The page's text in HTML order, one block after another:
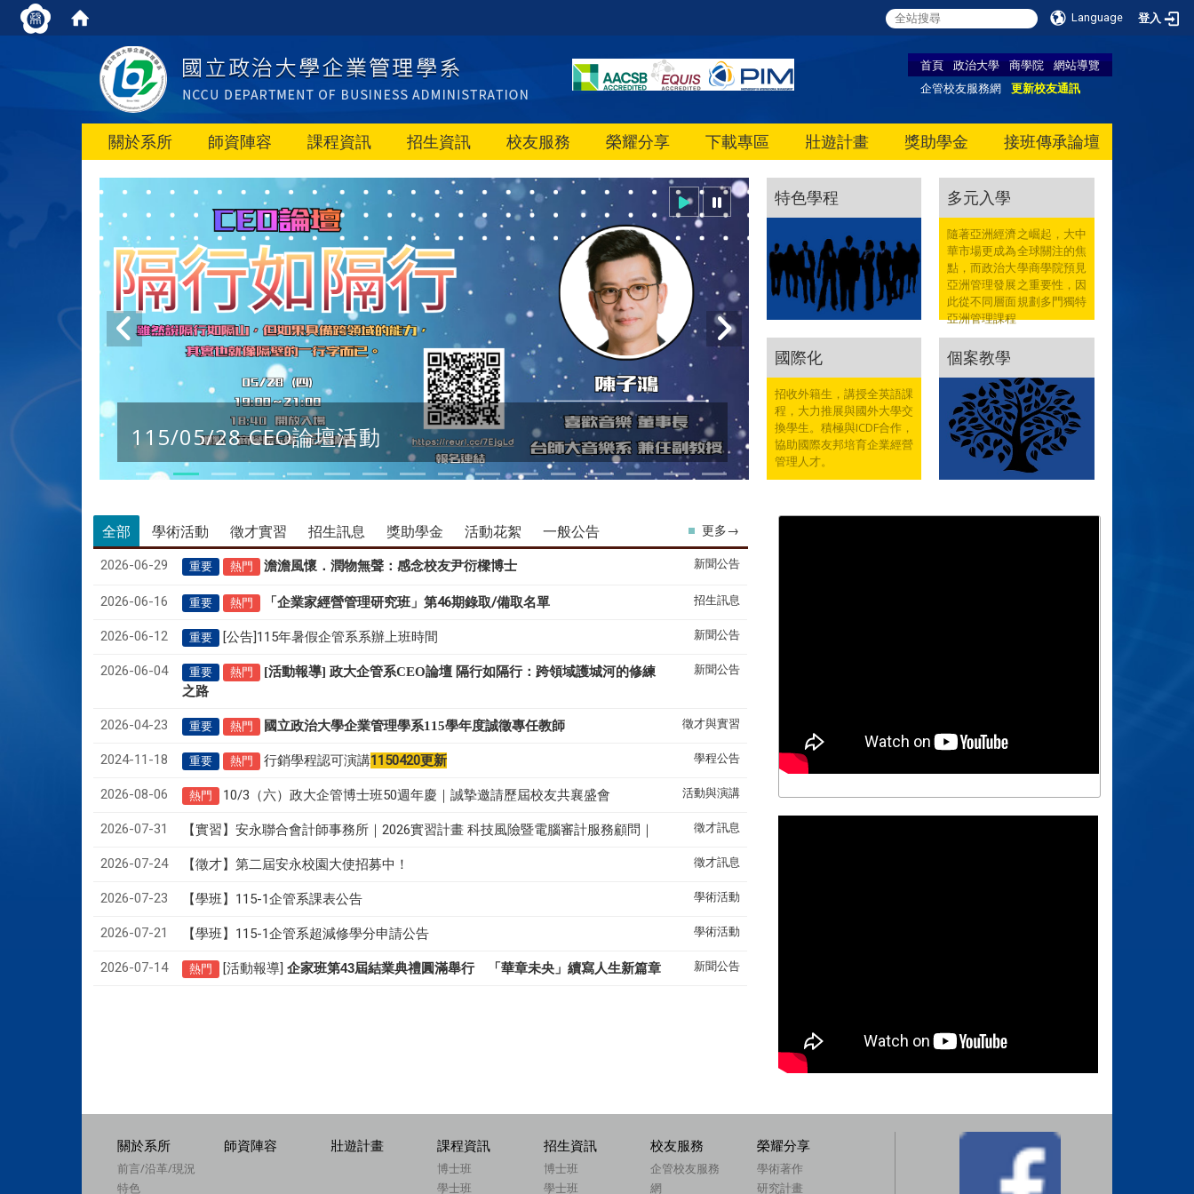
Language 登入
首頁 政治大學 商學院
網站導覽
企管校友服務網
更新校友通訊
關於系所 師資陣容 課程資訊 招生資訊 校友服務 榮耀分享 下載專區 壯遊計畫 獎助學金 接班傳承論壇
115/05/28 CEO論壇活動
特色學程 多元入學
隨著亞洲經濟之崛起，大中
華市場更成為全球關注的焦
點，而政治大學商學院預見
亞洲管理發展之重要性，因
此從不同層面規劃多門獨特
亞洲管理課程
國際化
招收外籍生，講授全英語課
程，大力推展與國外大學交
換學生。積極與ICDF合作，
協助國際友邦培育企業經營
管理人才。
個案教學
全部 學術活動 徵才實習 招生訊息 獎助學金 活動花絮 一般公告
2026-06-29 重要 熱門 澹澹風懷．潤物無聲： 感念校友尹衍樑博士 新聞公告
2026-06-16 重要 熱門 「企業家經營管理研究班」第46期錄取/備取名單 招生訊息
2026-06-12 重要 [公告]115年暑假企管系系辦上班時間 新聞公告
2026-06-04 重要 熱門
[活動報導] 政大企管系CEO論壇 隔行如隔行：跨領域護城河的修練
之路
新聞公告
2026-04-23 重要 熱門 國立政治大學企業管理學系115學年度誠徵專任教師 徵才與實習
2024-11-18 重要 熱門 行銷學程認可演講1150420更新 學程公告
2026-08-06 熱門 10/3（六）政大企管博士班50週年慶｜誠摯邀請歷屆校友共襄盛會 活動與演講
2026-07-31 【實習】安永聯合會計師事務所｜2026實習計畫 科技風險暨電腦審計服務顧問｜ 徵才訊息
2026-07-24 【徵才】第二屆安永校園大使招募中！ 徵才訊息
2026-07-23 【學班】115-1企管系課表公告 學術活動
2026-07-21 【學班】115-1企管系超減修學分申請公告 學術活動
2026-07-14 熱門 [活動報導]企家班第43屆結業典禮圓滿舉行 「華章未央」續寫人生新篇章 新聞公告
更多→
關於系所
前言/沿革/現況
特色
師資陣容 壯遊計畫 課程資訊
博士班
學士班
招生資訊
博士班
學士班
校友服務
企管校友服務
網
榮耀分享
學術著作
研究計畫